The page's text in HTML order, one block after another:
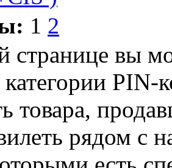
1 2
странице вы
категории
товара,
рядом с